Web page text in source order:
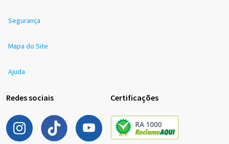
Segurança
Mapa do Site
Ajuda
Redes sociais Certificações